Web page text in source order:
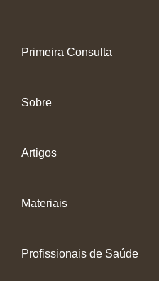
Primeira Consulta
Sobre
Artigos
Materiais
Profissionais de Saúde